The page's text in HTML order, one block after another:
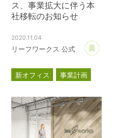
あとで読む
ス、事業拡大に伴う本
社移転のお知らせ
2020.11.04
リーフワークス 公式
新オフィス
事業計画